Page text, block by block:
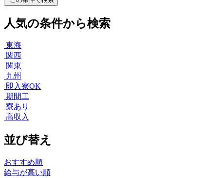
人気の条件から検索
東海
関西
関東
九州
即入寮OK
期間工
寮あり
高収入
並び替え
おすすめ順
給与が高い順